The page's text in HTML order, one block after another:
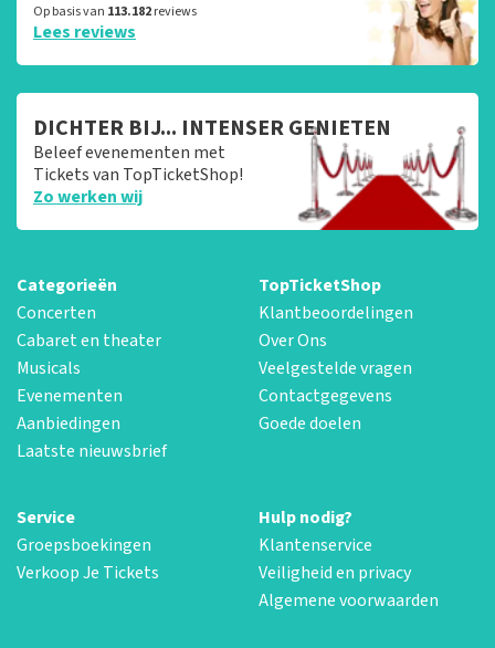
Op basis van 113.182reviews
Lees reviews
DICHTER BIJ... INTENSER GENIETEN
Beleef evenementen met
Tickets van TopTicketShop!
Zo werken wij
Categorieën
Concerten
Cabaret en theater
Musicals
Evenementen
Aanbiedingen
Laatste nieuwsbrief
TopTicketShop
Klantbeoordelingen
Over Ons
Veelgestelde vragen
Contactgegevens
Goede doelen
Service
Groepsboekingen
Verkoop Je Tickets
Hulp nodig?
Klantenservice
Veiligheid en privacy
Algemene voorwaarden